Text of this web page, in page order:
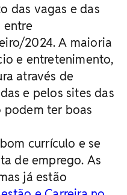
das vagas e das
entre
2024. A maioria
e entretenimento,
através de
e pelos sites das
podem ter boas
currículo e se
de emprego. As
já estão